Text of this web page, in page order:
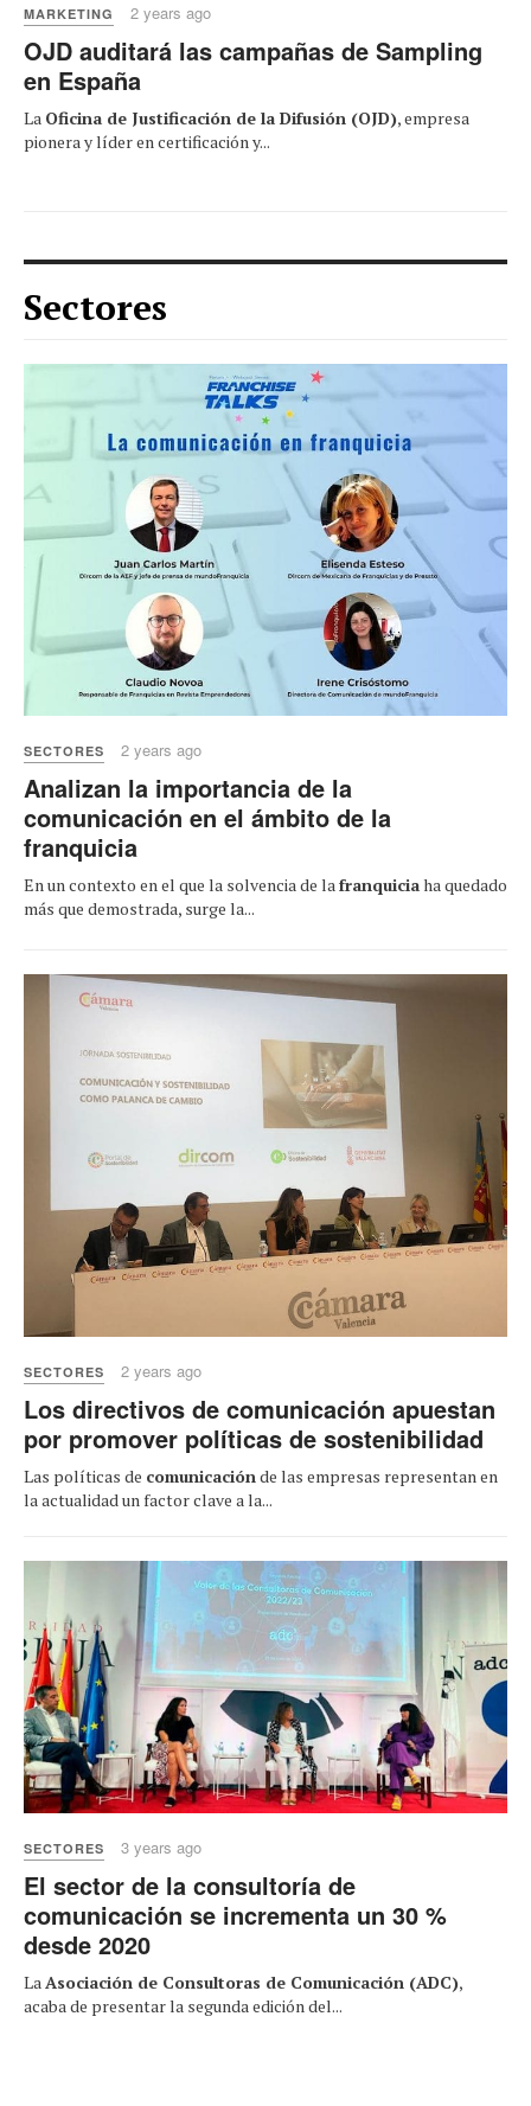
MARKETING 2 years ago
OJD auditará las campañas de Sampling
en España
La Oficina de Justificación de la Difusión (OJD), empresa
pionera y líder en certificación y...
Sectores
SECTORES 2 years ago
Analizan la importancia de la
comunicación en el ámbito de la
franquicia
En un contexto en el que la solvencia de la franquiciaha quedado
más que demostrada, surge la...
SECTORES 2 years ago
Los directivos de comunicación apuestan
por promover políticas de sostenibilidad
Las políticas de comunicaciónde las empresas representan en
la actualidad un factor clave a la...
SECTORES 3 years ago
El sector de la consultoría de
comunicación se incrementa un 30 %
desde 2020
La Asociación de Consultoras de Comunicación (ADC),
acaba de presentar la segunda edición del...